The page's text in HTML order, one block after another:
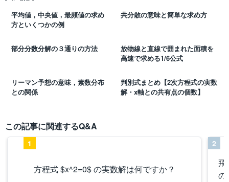
平均値，中央値，最頻値の求め
方といくつかの例
共分散の意味と簡単な求め方
部分分数分解の３通りの方法
放物線と直線で囲まれた面積を
高速で求める1/6公式
リーマン予想の意味，素数分布
との関係
判別式まとめ【2次方程式の実数
解・x軸との共有点の個数】
この記事に関連するQ&A
方程式 $x^2=0$ の実数解は何ですか？
1
飛
の
2